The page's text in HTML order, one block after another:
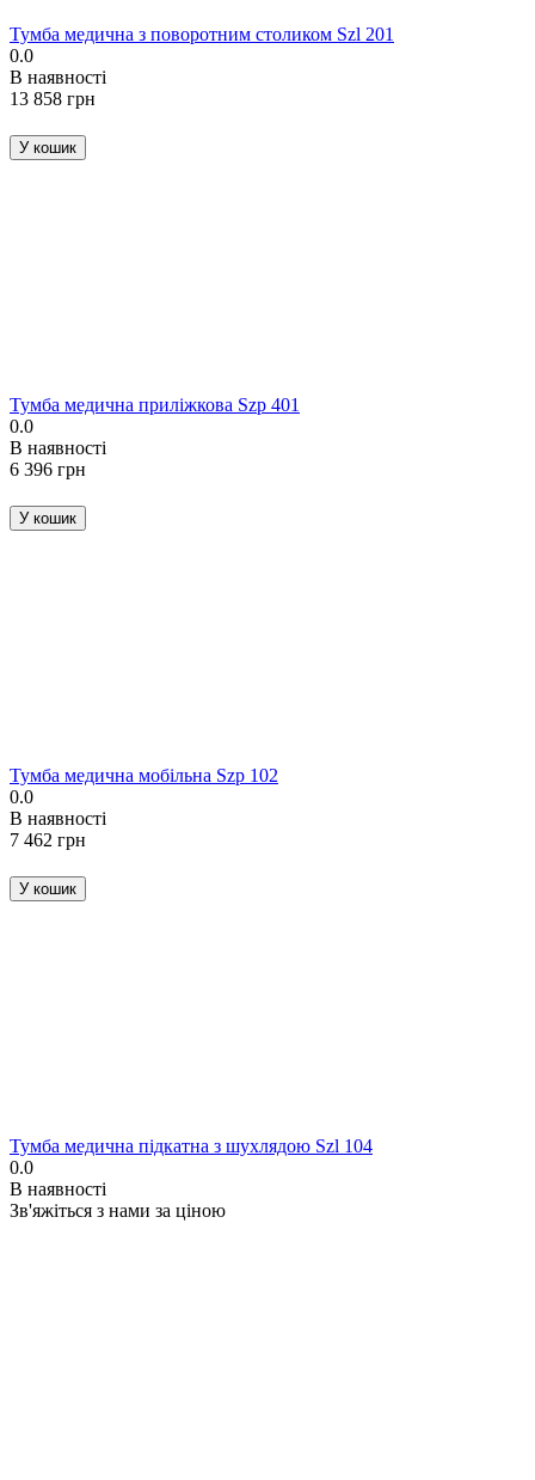
Тумба медична з поворотним столиком Szl 201
0.0
В наявності
‍13 858‍ грн
У кошик
Тумба медична приліжкова Szp 401
0.0
В наявності
‍6 396‍ грн
У кошик
Тумба медична мобільна Szp 102
0.0
В наявності
‍7 462‍ грн
У кошик
Тумба медична підкатна з шухлядою Szl 104
0.0
В наявності
Зв'яжіться з нами за ціною